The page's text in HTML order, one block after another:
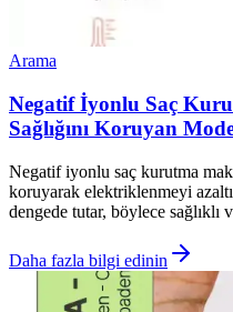
Arama
Negatif İyonlu Saç
Sağlığını Koruyan
Negatif iyonlu saç kurutma
koruyarak elektriklenmeyi
dengede tutar, böylece sağlıklı
Daha fazla bilgi edinin